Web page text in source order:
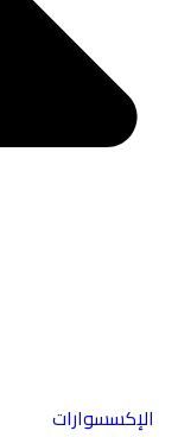
الإكسسوارات